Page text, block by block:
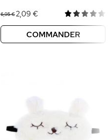
6,95 €2,09 €
COMMANDER